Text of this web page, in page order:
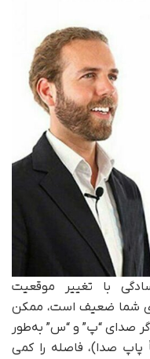
با تغییر موقعیت
شما ضعیف است، ممکن
صدای “پ” و “س” به‌طور
صدا)، فاصله را کمی